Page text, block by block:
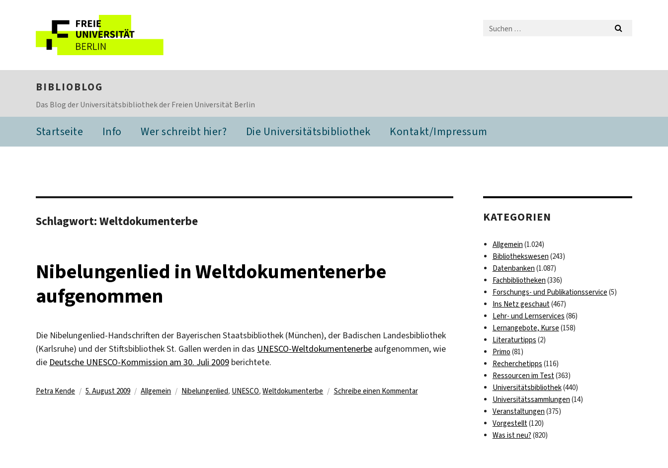
BIBLIOBLOG
Das Blog der Universitätsbibliothek der Freien Universität Berlin
Startseite Info Wer schreibt hier? Die Universitätsbibliothek Kontakt/Impressum
Schlagwort: Weltdokumenterbe
Nibelungenlied in Weltdokumentenerbe
aufgenommen
Die Nibelungenlied-Handschriften der Bayerischen Staatsbibliothek (München), der Badischen Landesbibliothek
(Karlsruhe) und der Stiftsbibliothek St. Gallen werden in das UNESCO-Weltdokumentenerbe aufgenommen, wie
die Deutsche UNESCO-Kommission am 30. Juli 2009 berichtete.
Autor
Petra Kende
Veröffentlicht
5. August 2009 Kategorien
Allgemein Schlagwörter
Nibelungenlied, UNESCO,Weltdokumenterbe Schreibe einen Kommentarzu
Weltdokumentenerbe
KATEGORIEN
Allgemein (1.024)
Bibliothekswesen (243)
Datenbanken (1.087)
Fachbibliotheken (336)
Forschungs- und Publikationsservice (5)
Ins Netz geschaut(467)
Lehr- und Lernservices (86)
Lernangebote, Kurse (158)
Literaturtipps (2)
Primo (81)
Recherchetipps (116)
Ressourcen im Test(363)
Universitätsbibliothek(440)
Universitätssammlungen (14)
Veranstaltungen (375)
Vorgestellt(120)
Was ist neu? (820)